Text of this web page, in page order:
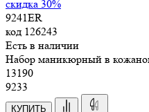
скидка 30%
9241ER
код 126243
Есть в наличии
Набор маникюрный в
13190
9233
КУПИТЬ